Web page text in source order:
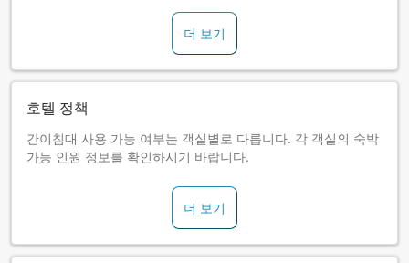
더 보기
호텔 정책
간이침대 사용 가능 여부는 객실별로 다릅니다. 각 객실의 숙박
가능 인원 정보를 확인하시기 바랍니다.
더 보기